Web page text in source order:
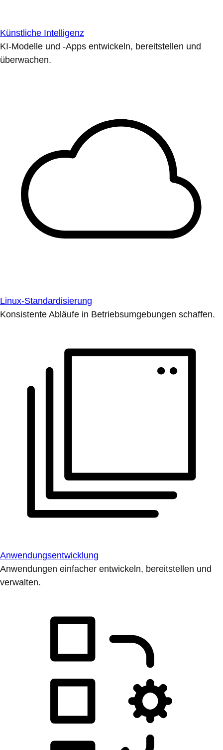
Künstliche Intelligenz
KI-Modelle und -Apps entwickeln, bereitstellen und
überwachen.
Linux-Standardisierung
Konsistente Abläufe in Betriebsumgebungen schaffen.
Anwendungsentwicklung
Anwendungen einfacher entwickeln, bereitstellen und
verwalten.